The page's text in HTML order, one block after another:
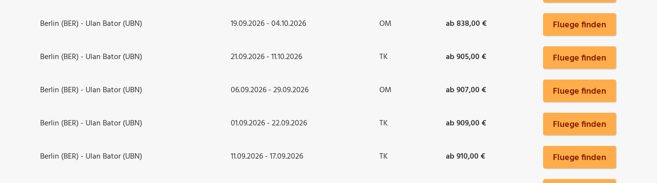
Berlin (BER) - Ulan Bator (UBN) 19.09.2026 - 04.10.2026 OM ab 838,00 € Fluege finden
Berlin (BER) - Ulan Bator (UBN) 21.09.2026 - 11.10.2026 TK ab 905,00 € Fluege finden
Berlin (BER) - Ulan Bator (UBN) 06.09.2026 - 29.09.2026 OM ab 907,00 € Fluege finden
Berlin (BER) - Ulan Bator (UBN) 01.09.2026 - 22.09.2026 TK ab 909,00 € Fluege finden
Berlin (BER) - Ulan Bator (UBN) 11.09.2026 - 17.09.2026 TK ab 910,00 € Fluege finden